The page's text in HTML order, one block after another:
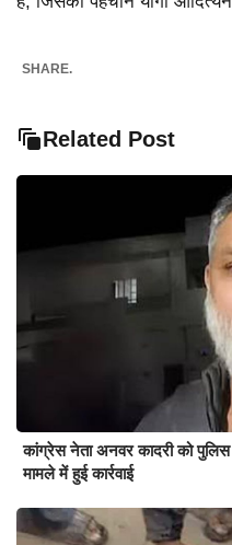
SHARE.
Related Post
कांग्रेस नेता अनवर कादरी को पुलिस
मामले में हुई कार्रवाई